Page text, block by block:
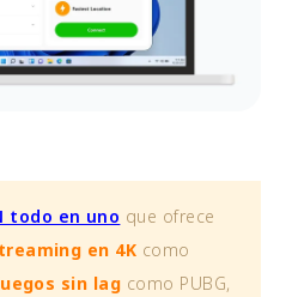
todo en uno que ofrece
en 4K como
sin lag como PUBG,